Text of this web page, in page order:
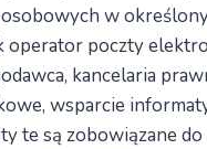
w
operator poczty
kancelaria
wsparcie
te są zobowiązane do